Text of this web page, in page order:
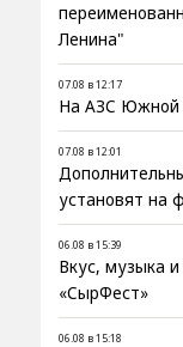
Ленина"
07.08 в 12:17
На АЗС Южной
07.08 в 12:01
установят на
06.08 в 15:39
Вкус, музыка
«СырФест»
06.08 в 15:18